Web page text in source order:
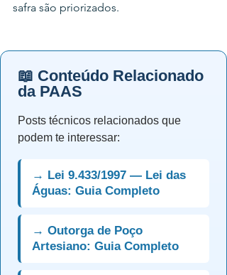
safra são priorizados.
📖 Conteúdo Relacionado
da PAAS
Posts técnicos relacionados que
podem te interessar:
→ Lei 9.433/1997 — Lei das
Águas: Guia Completo
→ Outorga de Poço
Artesiano: Guia Completo